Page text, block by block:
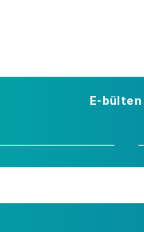
E-bülten